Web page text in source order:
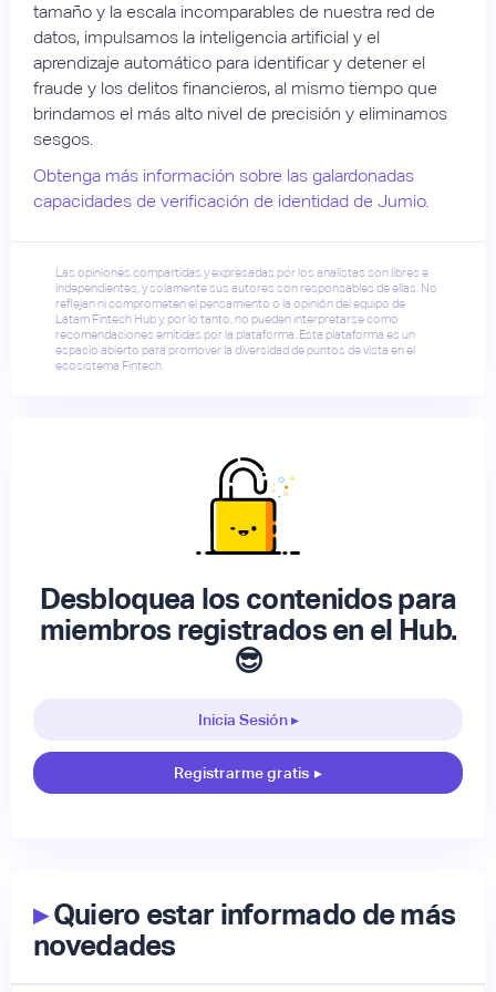
tamaño y la escala incomparables de nuestra red de
datos, impulsamos la inteligencia artificial y el
aprendizaje automático para identificar y detener el
fraude y los delitos financieros, al mismo tiempo que
brindamos el más alto nivel de precisión y eliminamos
sesgos.
Obtenga más información sobre las galardonadas
capacidades de verificación de identidad de Jumio.
Las opiniones compartidas y expresadas por los analistas son libres e
independientes, y solamente sus autores son responsables de ellas. No
reflejan ni comprometen el pensamiento o la opinión del equipo de
Latam Fintech Hub y, por lo tanto, no pueden interpretarse como
recomendaciones emitidas por la plataforma. Esta plataforma es un
espacio abierto para promover la diversidad de puntos de vista en el
ecosistema Fintech.
Desbloquea los contenidos para
miembros registrados en el Hub.
😎
Inicia Sesión ▸
Registrarme gratis ▸
▸Quiero estar informado de más
novedades